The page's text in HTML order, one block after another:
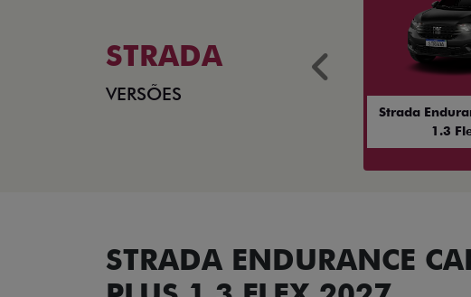
STRADA
VERSÕES
Strada
1.3
Anterior
STRADA ENDURANCE